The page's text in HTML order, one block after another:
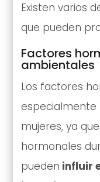
Existen varios
que pueden
Factores
ambientales
Los factores
especialmente
mujeres, ya
hormonales
pueden influir